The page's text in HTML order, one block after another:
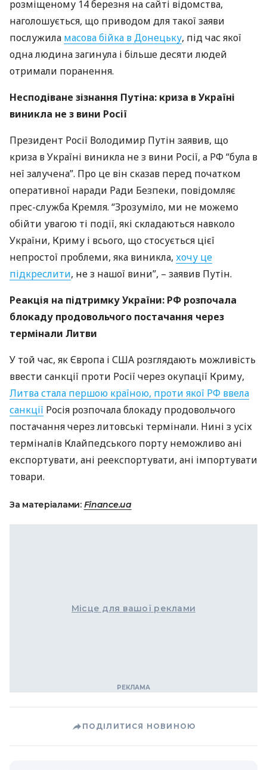
розміщеному 14 березня на сайті відомства,
наголошується, що приводом для такої заяви
послужила масова бійка в Донецьку, під час якої
одна людина загинула і більше десяти людей
отримали поранення.
Несподіване зізнання Путіна: криза в Україні
виникла не з вини Росії
Президент Росії Володимир Путін заявив, що
криза в Україні виникла не з вини Росії, а РФ “була в
неї залучена”. Про це він сказав перед початком
оперативної наради Ради Безпеки, повідомляє
прес-служба Кремля. “Зрозуміло, ми не можемо
обійти увагою ті події, які складаються навколо
України, Криму і всього, що стосується цієї
непростої проблеми, яка виникла, хочу це
підкреслити, не з нашої вини”, – заявив Путін.
Реакція на підтримку України: РФ розпочала
блокаду продовольчого постачання через
термінали Литви
У той час, як Європа і США розглядають можливість
ввести санкції проти Росії через окупації Криму,
Литва стала першою країною, проти якої РФ ввела
санкції Росія розпочала блокаду продовольчого
постачання через литовські термінали. Нині з усіх
терміналів Клайпедського порту неможливо ані
експортувати, ані реекспортувати, ані імпортувати
товари.
За матеріалами: Finance.ua
Місце для вашої реклами
ПОДІЛИТИСЯ НОВИНОЮ